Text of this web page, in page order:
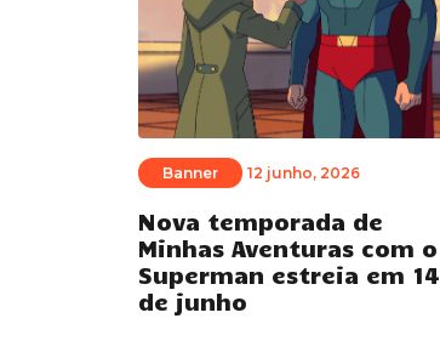
Banner 12 junho, 2026
Nova temporada de
Minhas Aventuras com o
Superman estreia em 14
de junho